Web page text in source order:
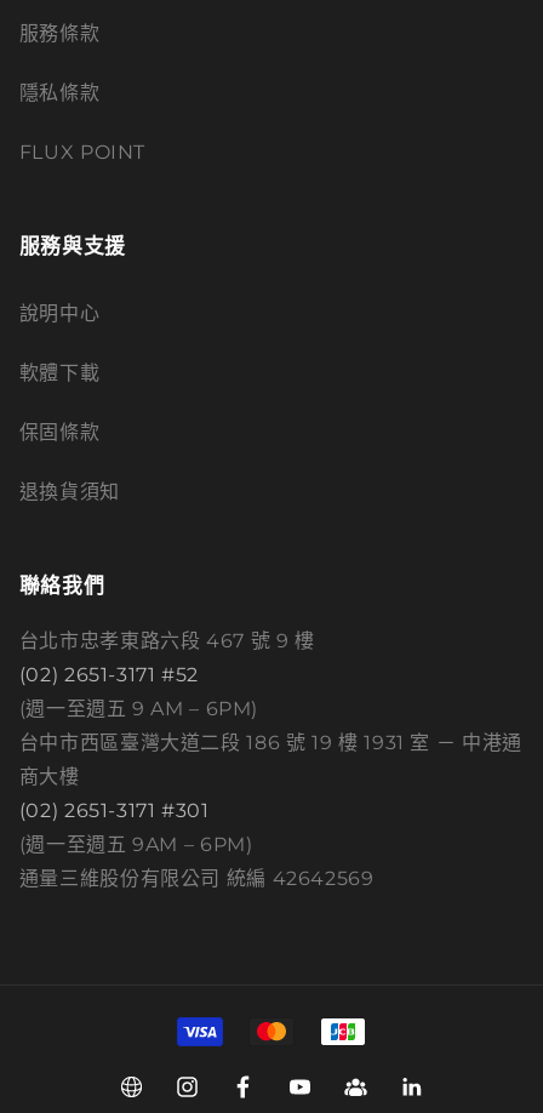
服務條款
隱私條款
FLUX POINT
服務與支援
說明中心
軟體下載
保固條款
退換貨須知
聯絡我們
台北市忠孝東路六段 467 號 9 樓
(02) 2651-3171 #52
(週一至週五 9 AM – 6PM)
台中市西區臺灣大道二段 186 號 19 樓 1931 室 － 中港通
商大樓
(02) 2651-3171 #301
(週一至週五 9AM – 6PM)
通量三維股份有限公司 統編 42642569
Web InstagramFacebookYouTubeGroup Linkedin